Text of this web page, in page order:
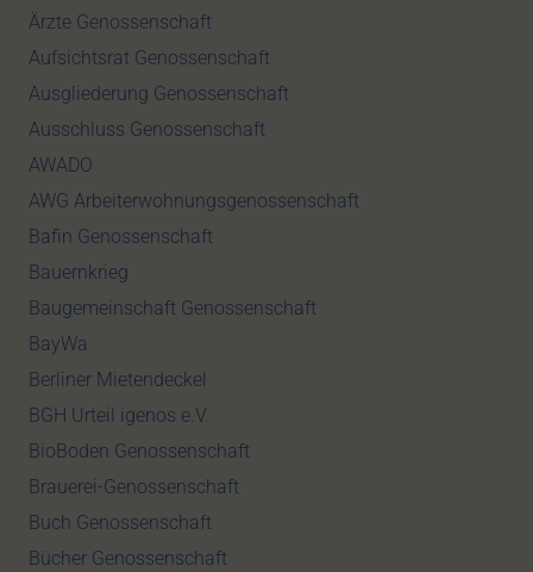
Ärzte Genossenschaft
Aufsichtsrat Genossenschaft
Ausgliederung Genossenschaft
Ausschluss Genossenschaft
AWADO
AWG Arbeiterwohnungsgenossenschaft
Bafin Genossenschaft
Bauernkrieg
Baugemeinschaft Genossenschaft
BayWa
Berliner Mietendeckel
BGH Urteil igenos e.V.
BioBoden Genossenschaft
Brauerei-Genossenschaft
Buch Genossenschaft
Bücher Genossenschaft